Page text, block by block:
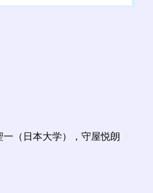
（日本大学），守屋悦朗